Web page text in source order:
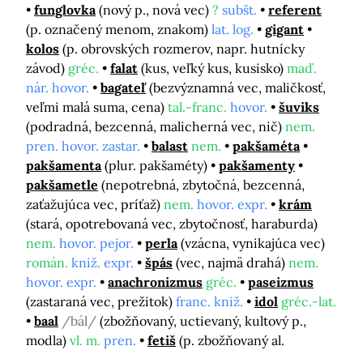
funglovka (nový p., nová vec) ? subšt.
referent
(p. označený menom, znakom) lat. log.
gigant
kolos (p. obrovských rozmerov, napr. hutnícky
závod) gréc. falat (kus, veľký kus, kusisko) maď.
nár. hovor.
bagateľ (bezvýznamná vec, maličkosť,
veľmi malá suma, cena) tal.-franc. hovor.
šuviks
(podradná, bezcenná, malicherná vec, nič) nem.
pren. hovor. zastar.
balast nem.
pakšaméta
pakšamenta (plur. pakšaméty)
pakšamenty
pakšametle (nepotrebná, zbytočná, bezcenná,
zaťažujúca vec, príťaž) nem. hovor. expr.
krám
(stará, opotrebovaná vec, zbytočnosť, haraburda)
nem. hovor. pejor. perla (vzácna, vynikajúca vec)
román. kniž. expr. špás (vec, najmä drahá) nem.
hovor. expr.
anachronizmus gréc.
paseizmus
(zastaraná vec, prežitok) franc. kniž. idol gréc.-lat.
baal /bál/ (zbožňovaný, uctievaný, kultový p.,
modla) vl. m. pren. fetiš (p. zbožňovaný al.